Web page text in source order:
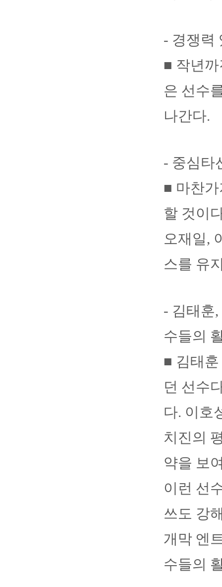
- 경쟁력
■ 작년
은 선수
나간다.
- 중심타
■ 마찬
할 것이
오재일,
스를 유
- 김태훈
수들의
■ 김태
던 선수
다. 이호
치진의
약을 보
이런 선
쓰도 강
개막 엔
수들의